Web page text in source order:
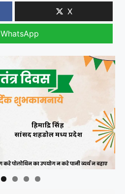
X
WhatsApp